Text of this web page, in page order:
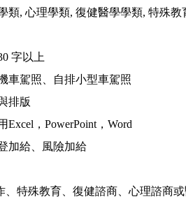
類, 心理學類, 復健醫學學類, 特殊教
字以上
車駕照、自排小型車駕照
排版
，PowerPoint，Word
加給、風險加給
、特殊教育、復健諮商、心理諮商